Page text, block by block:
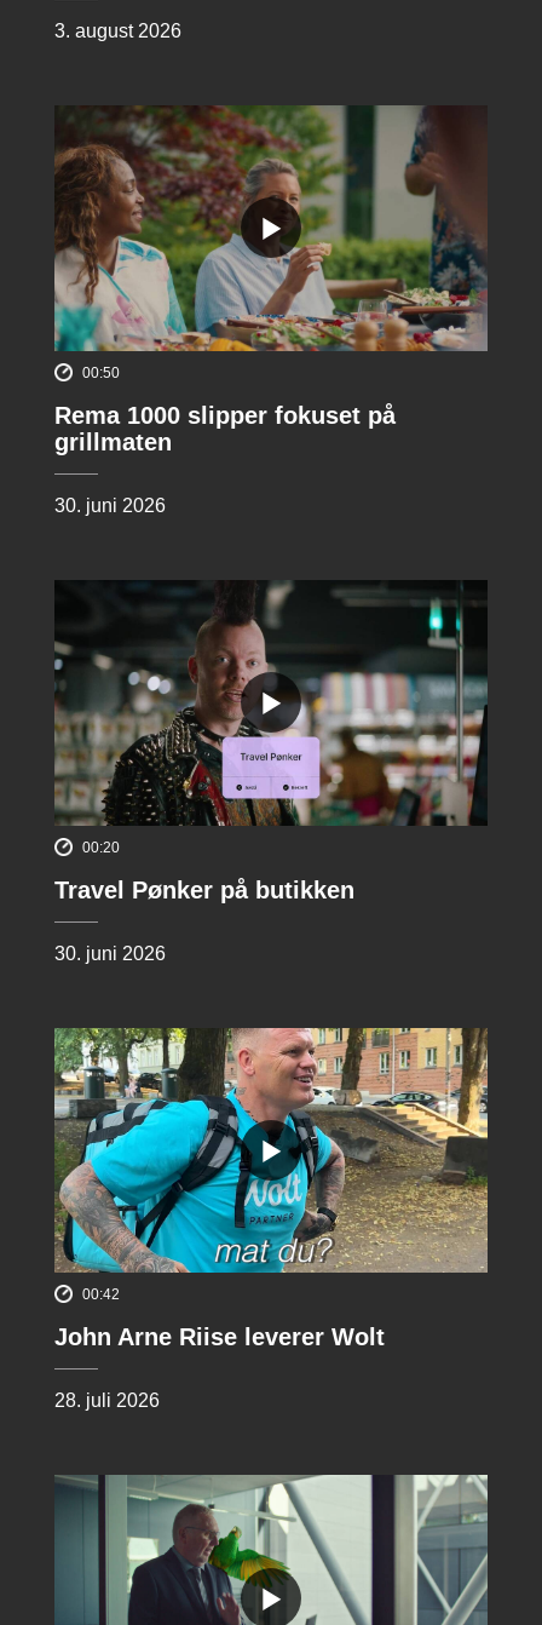
3. august 2026
00:50
Rema 1000 slipper fokuset på
grillmaten
30. juni 2026
00:20
Travel Pønker på butikken
30. juni 2026
00:42
John Arne Riise leverer Wolt
28. juli 2026